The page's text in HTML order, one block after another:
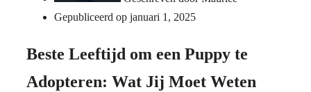
Gepubliceerd op januari 1, 2025
Beste Leeftijd om een Puppy te
Adopteren: Wat Jij Moet Weten